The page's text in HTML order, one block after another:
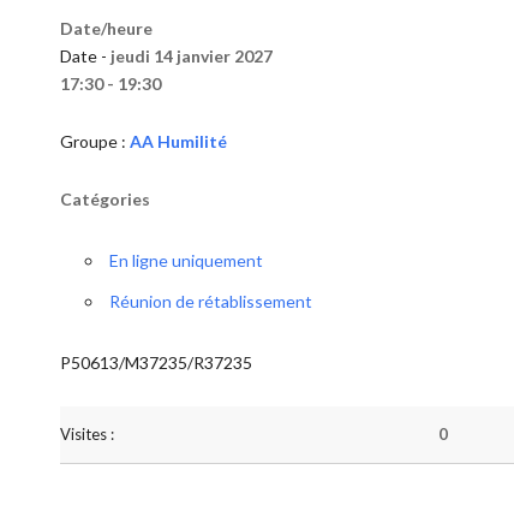
Date/heure
Date - jeudi 14 janvier 2027
17:30 - 19:30
Groupe : AA Humilité
Catégories
En ligne uniquement
Réunion de rétablissement
P50613/M37235/R37235
Visites : 0